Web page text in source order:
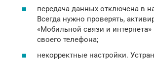
передача данных отключена в
Всегда нужно проверять,
«Мобильной связи и интернета»
своего телефона;
некорректные настройки.